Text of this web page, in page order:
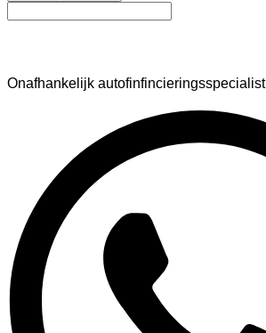
Onafhankelijk autofinfincieringsspecialist